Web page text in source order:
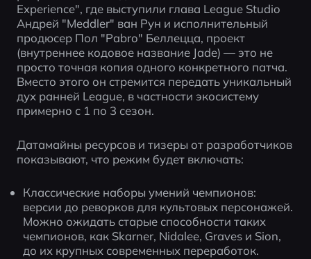
Experience", где выступили глава League Studio
Андрей "Meddler" ван Рун и исполнительный
продюсер Пол "Pabro" Беллецца, проект
(внутреннее кодовое название Jade) — это не
просто точная копия одного конкретного патча.
Вместо этого он стремится передать уникальный
дух ранней League, в частности экосистему
примерно с 1 по 3 сезон.
Датамайны ресурсов и тизеры от разработчиков
показывают, что режим будет включать:
Классические наборы умений чемпионов:
версии до реворков для культовых персонажей.
Можно ожидать старые способности таких
чемпионов, как Skarner, Nidalee, Graves и Sion,
до их крупных современных переработок.